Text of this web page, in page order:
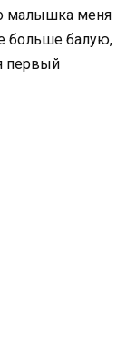
малышка меня
больше балую,
первый